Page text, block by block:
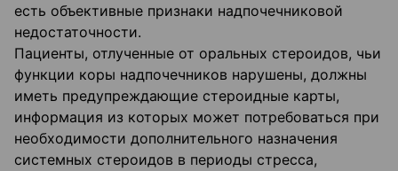
есть объективные признаки надпочечниковой
недостаточности.
Пациенты, отлученные от оральных стероидов, чьи
функции коры надпочечников нарушены, должны
иметь предупреждающие стероидные карты,
информация из которых может потребоваться при
необходимости дополнительного назначения
системных стероидов в периоды стресса,